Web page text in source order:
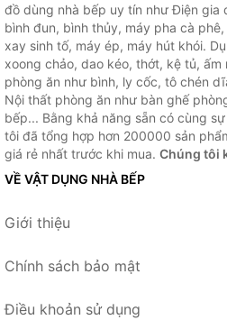
đồ dùng nhà bếp uy tín như Điện gia
bình đun, bình thủy, máy pha cà
xay sinh tố, máy ép, máy hút khói.
xoong chảo, dao kéo, thớt, kệ tủ,
phòng ăn như bình, ly cốc, tô chén
Nội thất phòng ăn như bàn ghế
bếp... Bằng khả năng sẵn có cùng
tôi đã tổng hợp hơn 200000 sản
giá rẻ nhất trước khi mua. Chúng tôi
VỀ VẬT DỤNG NHÀ BẾP
Giới thiệu
Chính sách bảo mật
Điều khoản sử dụng